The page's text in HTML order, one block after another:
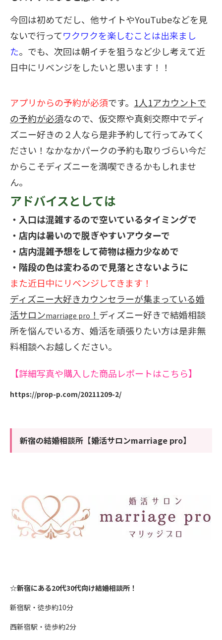
今回は初めてだし、他サイトやYouTubeなどを見
ないで行ってワクワクを楽しむことは出来まし
た。でも、 次回は朝イチを狙うなど少し考えて近
日中にリベンジをしたいと思います！！
アプリからの予約が必須です。 1人1アカウントで
の予約が必須なので、仮交際や真剣交際中でディ
ズニー好きの２人なら是非予約して行ってみてく
ださい！なかなかパークの予約も取りづらい今だ
からこそディズニーを満喫できるかもしれませ
ん。
アドバイスとしては
・入口は混雑するので空いているタイミングで
・店内は暑いので脱ぎやすいアウターで
・店内混雑予想をして荷物は極力少なめで
・階段の色は変わるので見落とさないように
また近日中にリベンジしてきます！
ディズニー大好きカウンセラーが集まっている婚
活サロンmarriage pro ！ ディズニー好きで結婚相談
所を悩んでいる方、婚活を頑張りたい方は是非無
料相談へお越しください。
【詳細写真や購入した商品レポートはこちら】
https://prop-p.com/20211209-2/
新宿の結婚相談所【婚活サロンmarriage pro】
☆新宿にある20代30代向け結婚相談所！
新宿駅・徒歩約10分
西新宿駅・徒歩約2分